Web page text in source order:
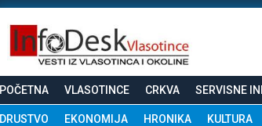
POČETNA VLASOTINCE CRKVA SERVISNE
DRUSTVO EKONOMIJA HRONIKA KULTURA